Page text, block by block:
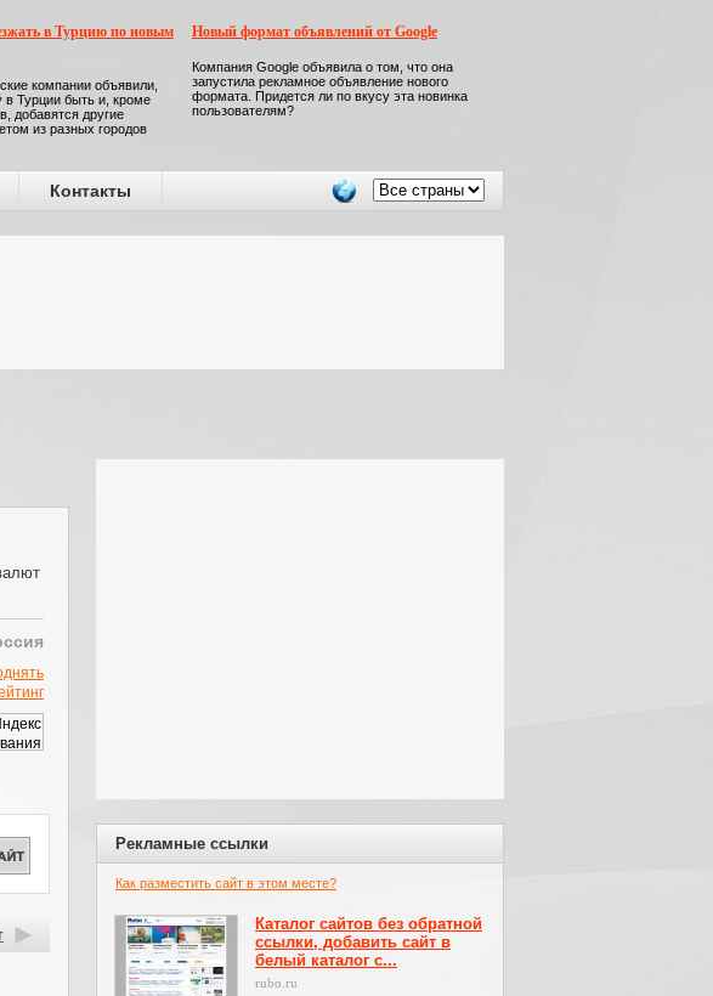
в Турцию по новым
компании объявили,
в Турции быть и, кроме
добавятся другие
из разных городов
Новый формат объявлений от Google
Компания Google объявила о том, что она
запустила рекламное объявление нового
формата. Придется ли по вкусу эта новинка
пользователям?
Контакты
Рекламные ссылки
Как разместить сайт в этом месте?
Каталог сайтов без обратной
ссылки, добавить сайт в
белый каталог с...
rubo.ru